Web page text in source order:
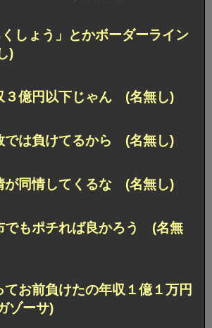
しょう」とかボーダーライン
)
３億円以下じゃん (名無し)
では負けてるから (名無し)
が同情してくるな (名無し)
でもポチれば良かろう (名無
てお前負けたの年収１億１万円
ゾーサ)